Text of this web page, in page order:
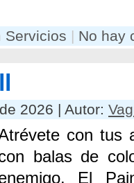
Servicios | No hay
2026 | Autor:
con tus
balas de
El